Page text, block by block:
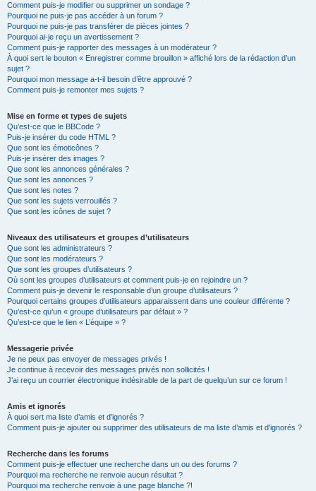
Comment puis-je modifier ou supprimer un sondage ?
Pourquoi ne puis-je pas accéder à un forum ?
Pourquoi ne puis-je pas transférer de pièces jointes ?
Pourquoi ai-je reçu un avertissement ?
Comment puis-je rapporter des messages à un modérateur ?
À quoi sert le bouton « Enregistrer comme brouillon » affiché lors de la rédaction d’un
sujet ?
Pourquoi mon message a-t-il besoin d’être approuvé ?
Comment puis-je remonter mes sujets ?
Mise en forme et types de sujets
Qu’est-ce que le BBCode ?
Puis-je insérer du code HTML ?
Que sont les émoticônes ?
Puis-je insérer des images ?
Que sont les annonces générales ?
Que sont les annonces ?
Que sont les notes ?
Que sont les sujets verrouillés ?
Que sont les icônes de sujet ?
Niveaux des utilisateurs et groupes d’utilisateurs
Que sont les administrateurs ?
Que sont les modérateurs ?
Que sont les groupes d’utilisateurs ?
Où sont les groupes d’utilisateurs et comment puis-je en rejoindre un ?
Comment puis-je devenir le responsable d’un groupe d’utilisateurs ?
Pourquoi certains groupes d’utilisateurs apparaissent dans une couleur différente ?
Qu’est-ce qu’un « groupe d’utilisateurs par défaut » ?
Qu’est-ce que le lien « L’équipe » ?
Messagerie privée
Je ne peux pas envoyer de messages privés !
Je continue à recevoir des messages privés non sollicités !
J’ai reçu un courrier électronique indésirable de la part de quelqu’un sur ce forum !
Amis et ignorés
À quoi sert ma liste d’amis et d’ignorés ?
Comment puis-je ajouter ou supprimer des utilisateurs de ma liste d’amis et d’ignorés ?
Recherche dans les forums
Comment puis-je effectuer une recherche dans un ou des forums ?
Pourquoi ma recherche ne renvoie aucun résultat ?
Pourquoi ma recherche renvoie à une page blanche ?!